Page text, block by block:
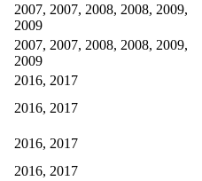
2007, 2007, 2008, 2008, 2009,
2009
2007, 2007, 2008, 2008, 2009,
2009
2016, 2017
2016, 2017
2016, 2017
2016, 2017